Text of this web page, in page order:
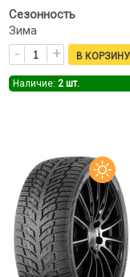
Сезонность
Зима
Наличие: 2 шт.